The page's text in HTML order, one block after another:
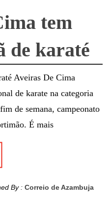
tem
de karaté
Aveiras De Cima
de karate na categoria
de semana, campeonato
É mais
By : Correio de Azambuja